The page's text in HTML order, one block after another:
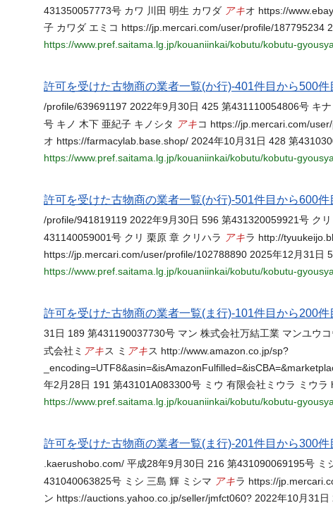
431350057773号 カワ 川田 明生 カワダ アキオ https://
子 カワダ エミコ https://jp.mercari.com/user/profile/187795234
https://www.pref.saitama.lg.jp/kouaniinkai/kobutu/kobutu-
許可を受けた古物商の業者一覧(か行)-401件目から500件
/profile/639691197 2022年9月30日 425 第431110054806号 キ
号 キノ 木下 亜紀子 キノシタ アキ コ https://jp.mercari.com/
オ https://farmacylab.base.shop/ 2024年10月31日 428 第
https://www.pref.saitama.lg.jp/kouaniinkai/kobutu/kobutu-
許可を受けた古物商の業者一覧(か行)-501件目から600件
/profile/941819119 2022年9月30日 596 第431320059921号 ク
431140059001号 クリ 栗原 章 クリハラ アキラ http://
https://jp.mercari.com/user/profile/102788890 2025年12月31日
https://www.pref.saitama.lg.jp/kouaniinkai/kobutu/kobutu-
許可を受けた古物商の業者一覧(ま行)-101件目から200件
31日 189 第431190037730号 マン 株式会社万結工業 マンユウ
式会社ミ アキス ミ アキス http://www.amazon.co.jp/sp?
年2月28日 191 第43101A083300号 ミウ 有限会社ミウラ ミウラ
https://www.pref.saitama.lg.jp/kouaniinkai/kobutu/kobutu-
許可を受けた古物商の業者一覧(ま行)-201件目から300件
.kaerushobo.com/ 平成28年9月30日 216 第431090069195号
431040063825号 ミシ 三島 輝 ミシマ アキラ https://
ン https://auctions.yahoo.co.jp/seller/jmfct060? 2022年10月31